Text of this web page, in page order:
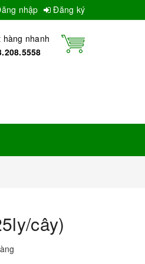
nhập Đăng ký
hàng nhanh
cây)